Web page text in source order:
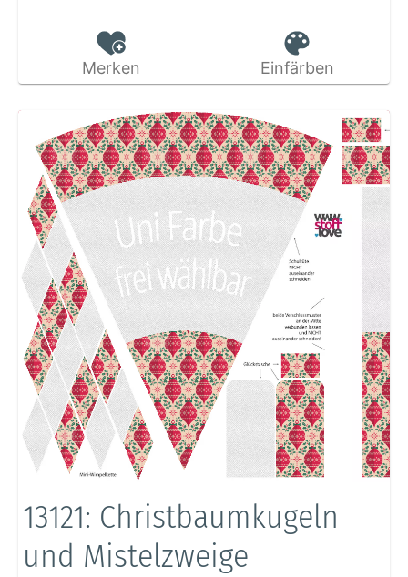
Merken Einfärben
13121: Christbaumkugeln
und Mistelzweige